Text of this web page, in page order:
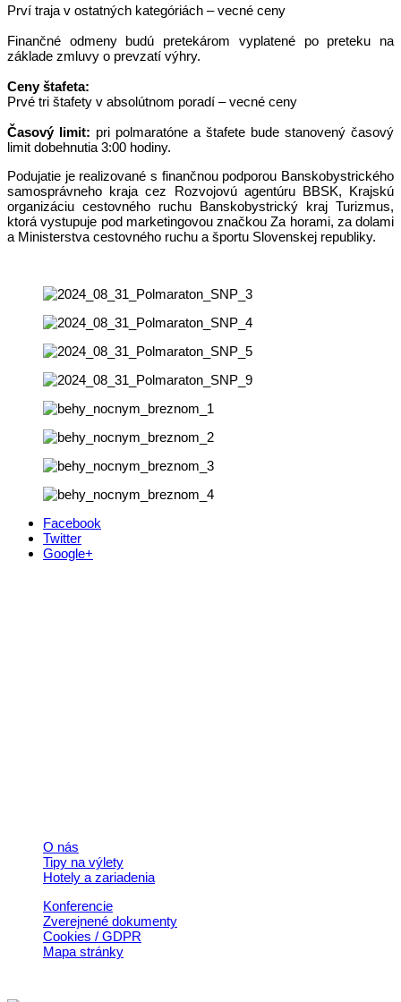
Prví traja v ostatných kategóriách – vecné ceny
Finančné odmeny budú pretekárom vyplatené po preteku na
základe zmluvy o prevzatí výhry.
Ceny štafeta:
Prvé tri štafety v absolútnom poradí – vecné ceny
Časový limit: pri polmaratóne a štafete bude stanovený časový
limit dobehnutia 3:00 hodiny.
Podujatie je realizované s finančnou podporou Banskobystrického
samosprávneho kraja cez Rozvojovú agentúru BBSK, Krajskú
organizáciu cestovného ruchu Banskobystrický kraj Turizmus,
ktorá vystupuje pod marketingovou značkou Za horami, za dolami
a Ministerstva cestovného ruchu a športu Slovenskej republiky.
Facebook
Twitter
Google+
O nás
Tipy na výlety
Hotely a zariadenia
Konferencie
Zverejnené dokumenty
Cookies / GDPR
Mapa stránky